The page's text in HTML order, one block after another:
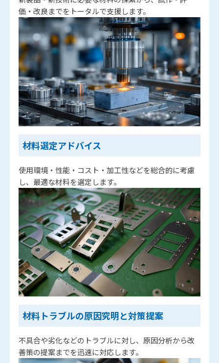
価・改良までをトータルで支援します。
材料選定アドバイス
使用環境・性能・コスト・加工性などを総合的に考慮
し、最適な材料を選定します。
材料トラブルの原因究明と対策提案
不具合や劣化などのトラブルに対し、原因分析から改
善策の提案までを迅速に対応します。